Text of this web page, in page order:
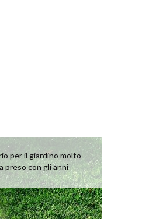
per il giardino molto
preso con gli anni